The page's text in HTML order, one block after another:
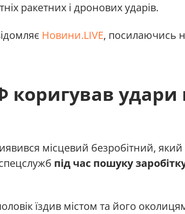
ракетних і дронових ударів.
Новини.LIVE, посилаючись
коригував удари
місцевий безробітний, який
під час пошуку
їздив містом та його